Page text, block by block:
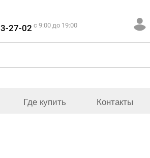
27-02 c 9:00 до 19:00
Где купить Контакты